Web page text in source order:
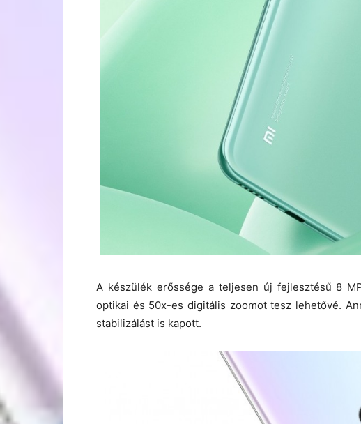
A készülék erőssége a teljesen új fejlesztésű 8
optikai és 50x-es digitális zoomot tesz lehetővé.
stabilizálást is kapott.